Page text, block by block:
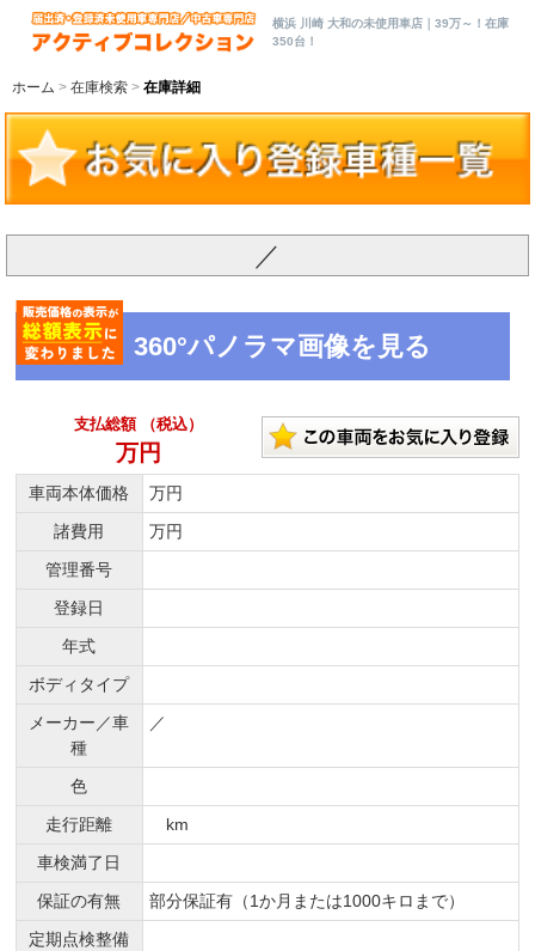
横浜 川崎 大和の未使用車店｜39万～！在庫
350台！
ホーム 在庫検索 在庫詳細
／
360°パノラマ画像を見る
支払総額 （税込）
万円
車両本体価格
万円
諸費用
万円
管理番号
登録日
年式
ボディタイプ
メーカー／車
種
／
色
走行距離
km
車検満了日
保証の有無
部分保証有（1か月または1000キロまで）
定期点検整備